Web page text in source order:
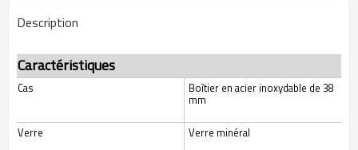
Description
Caractéristiques
Cas Boîtier en acier inoxydable de 38
mm
Verre Verre minéral